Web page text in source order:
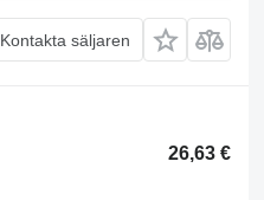
Kontakta säljaren
26,63 €